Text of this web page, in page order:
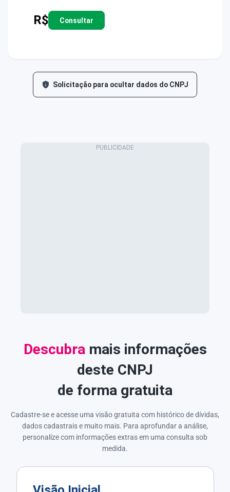
R$ Consultar
Solicitação para ocultar dados do CNPJ
Descubra mais informações
deste CNPJ
de forma gratuita
Cadastre-se e acesse uma visão gratuita com histórico de dívidas,
dados cadastrais e muito mais. Para aprofundar a análise,
personalize com informações extras em uma consulta sob
medida.